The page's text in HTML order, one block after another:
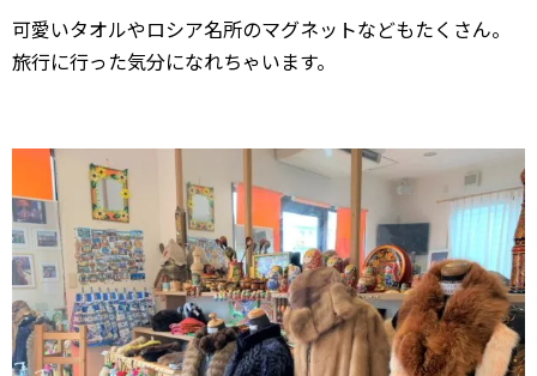
可愛いタオルやロシア名所のマグネットなどもたくさん。
旅行に行った気分になれちゃいます。